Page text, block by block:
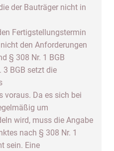
der Bauträger nicht in
Fertigstellungstermin
den Anforderungen
§ 308 Nr. 1 BGB
3 BGB setzt die
voraus. Da es sich bei
um
wird, muss die Angabe
nach § 308 Nr. 1
sein. Eine